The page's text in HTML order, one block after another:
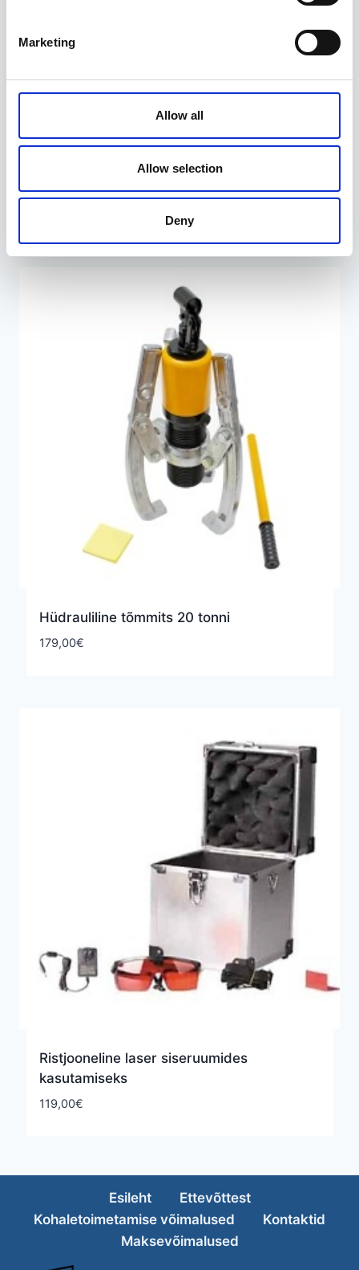
Marketing
Allow all
Allow selection
Deny
Hüdrauliline tõmmits 5 tonni
59,95€
Hüdrauliline tõmmits 20 tonni
179,00€
Ristjooneline laser siseruumides
kasutamiseks
119,00€
Esileht
Ettevõttest
Kohaletoimetamise võimalused
Kontaktid
Maksevõimalused